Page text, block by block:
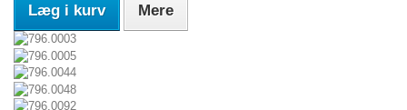
Læg i kurv Mere